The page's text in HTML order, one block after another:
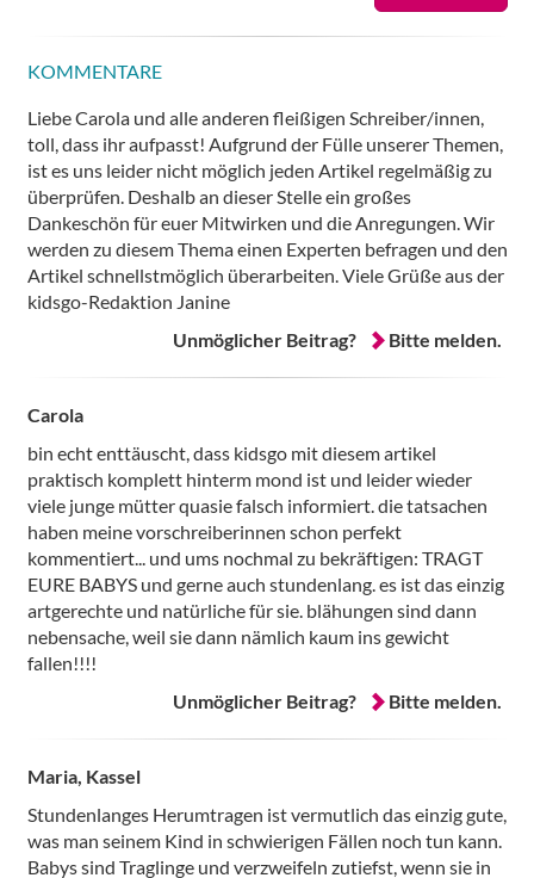
KOMMENTARE
Liebe Carola und alle anderen fleißigen Schreiber/innen,
toll, dass ihr aufpasst! Aufgrund der Fülle unserer Themen,
ist es uns leider nicht möglich jeden Artikel regelmäßig zu
überprüfen. Deshalb an dieser Stelle ein großes
Dankeschön für euer Mitwirken und die Anregungen. Wir
werden zu diesem Thema einen Experten befragen und den
Artikel schnellstmöglich überarbeiten. Viele Grüße aus der
kidsgo-Redaktion Janine
Unmöglicher Beitrag?
Bitte melden.
Carola
bin echt enttäuscht, dass kidsgo mit diesem artikel
praktisch komplett hinterm mond ist und leider wieder
viele junge mütter quasie falsch informiert. die tatsachen
haben meine vorschreiberinnen schon perfekt
kommentiert... und ums nochmal zu bekräftigen: TRAGT
EURE BABYS und gerne auch stundenlang. es ist das einzig
artgerechte und natürliche für sie. blähungen sind dann
nebensache, weil sie dann nämlich kaum ins gewicht
fallen!!!!
Unmöglicher Beitrag?
Bitte melden.
Maria, Kassel
Stundenlanges Herumtragen ist vermutlich das einzig gute,
was man seinem Kind in schwierigen Fällen noch tun kann.
Babys sind Traglinge und verzweifeln zutiefst, wenn sie in